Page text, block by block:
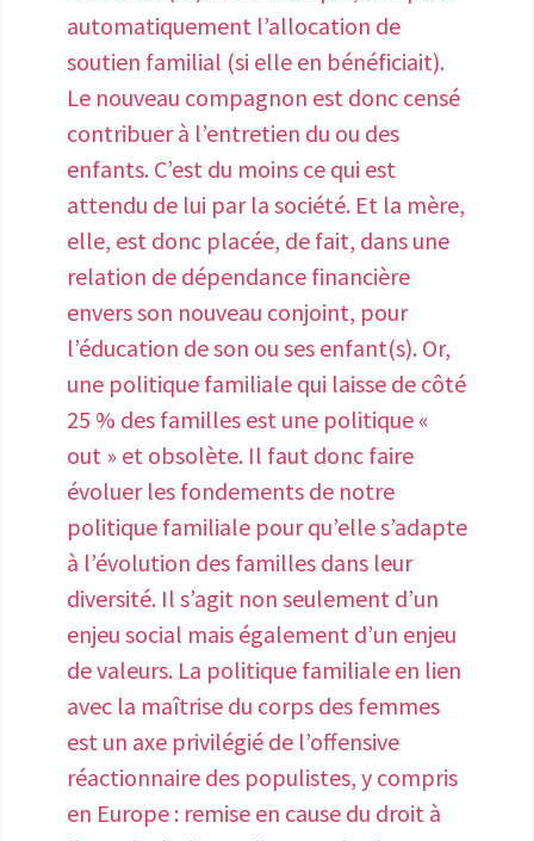
sensibilisation aux maladies
gynécologiques hautement
invalidantes comme l’endométriose. •
Doter les infirmeries des collèges,
lycées et universités de publications en
accès libre à la consultation (flyers
associatifs, romans graphiques comme
« L'endométriose de Clara » publié en
2022 chez Dunod). • Organiser des
journées de sensibilisation dans toutes
les entreprises et administrations afin
d’informer sur les mécanismes de la
maladie, les symptômes et le handicap
qui en résulte. • Augmenter
massivement les financements de la
recherche publique sur l’endométriose
(données épidémiologiques ; recherche
clinique et fondamentale). Accélérer
l’insertion des chercheurs français dans
les alliances de recherche européennes
et internationales sur le sujet. L’enjeu
n°2 : La prise en charge de toutes les
personnes menstruées • Construire sur
automatiquement l’allocation de
soutien familial (si elle en bénéficiait).
Le nouveau compagnon est donc censé
contribuer à l’entretien du ou des
enfants. C’est du moins ce qui est
attendu de lui par la société. Et la mère,
elle, est donc placée, de fait, dans une
relation de dépendance financière
envers son nouveau conjoint, pour
l’éducation de son ou ses enfant(s). Or,
une politique familiale qui laisse de côté
25 % des familles est une politique «
out » et obsolète. Il faut donc faire
évoluer les fondements de notre
politique familiale pour qu’elle s’adapte
à l’évolution des familles dans leur
diversité. Il s’agit non seulement d’un
enjeu social mais également d’un enjeu
de valeurs. La politique familiale en lien
avec la maîtrise du corps des femmes
est un axe privilégié de l’offensive
réactionnaire des populistes, y compris
en Europe : remise en cause du droit à